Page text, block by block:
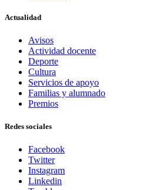
Actualidad
Avisos
Actividad docente
Deporte
Cultura
Servicios de apoyo
Familias y alumnado
Premios
Redes sociales
Facebook
Twitter
Instagram
Linkedin